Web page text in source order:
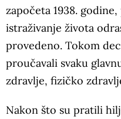
započeta 1938.
istraživanje života
provedeno. Tokom
proučavali svaku
zdravlje, fizičko
Nakon što su pratili